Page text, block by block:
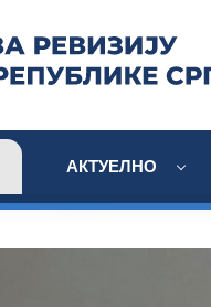
АКТУЕЛНО